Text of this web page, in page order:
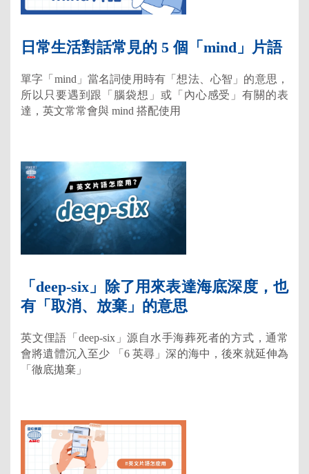
日常生活對話常見的 5 個「mind」片語
單字「mind」當名詞使用時有「想法、心智」的意思，
所以只要遇到跟「腦袋想」或「內心感受」有關的表
達，英文常常會與 mind 搭配使用
「deep-six」除了用來表達海底深度，也
有「取消、放棄」的意思
英文俚語「deep-six」源自水手海葬死者的方式，通常
會將遺體沉入至少 「6 英尋」深的海中，後來就延伸為
「徹底拋棄」